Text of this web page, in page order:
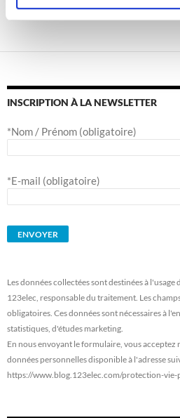
traitées.
INSCRIPTION À LA NEWSLETTER
*Nom / Prénom (obligatoire)
*E-mail (obligatoire)
Les données collectées sont destinées à l'usage
123elec, responsable du traitement. Les
obligatoires. Ces données sont nécessaires à
statistiques, d'études marketing.
En nous envoyant le formulaire, vous
données personnelles disponible à l'adresse
https://www.blog.123elec.com/protection-vie-